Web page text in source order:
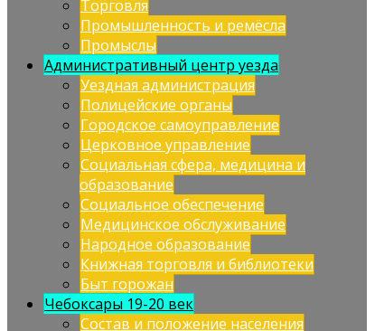
Торговля
Промышленность и ремёсла
Промыслы
Административный центр уезда
Уездная администрация
Полицейские органы
Городское самоуправление
Церковное управление
Социальная сфера, медицина и
образование
Социальное обеспечение
Медицинское обслуживание
Народное образование
Книжная торговля и библиотеки
Быт горожан
Чебоксары 19-20 век
Состав и положение населения